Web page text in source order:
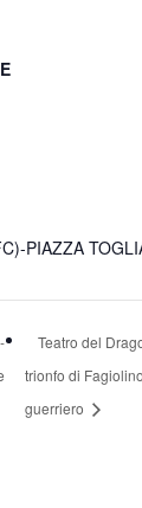
PIAZZA
Teatro del
trionfo di
guerriero